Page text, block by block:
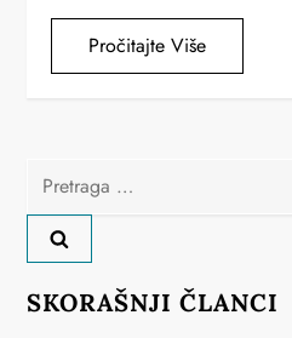
Pročitajte Više
Pretraga
za:
SKORAŠNJI ČLANCI